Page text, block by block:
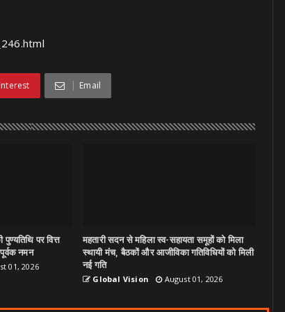
Email
पर वित्त
नमन
01, 2026
महतारी सदन से महिला स्व-सहायता समूहों को मिला
स्थायी मंच, बैठकों और आजीविका गतिविधियों को मिली
नई गति
Global Vision August 01, 2026